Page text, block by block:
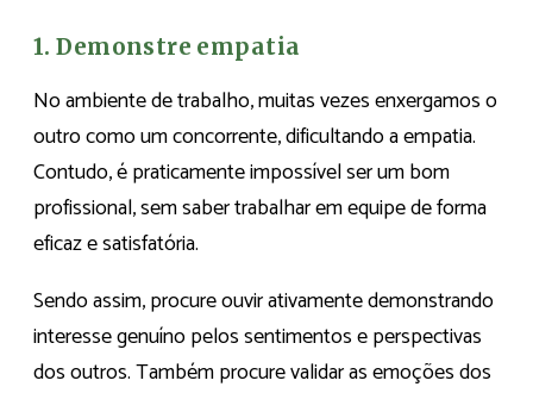
1. Demonstre empatia
No ambiente de trabalho, muitas vezes enxergamos o
outro como um concorrente, dificultando a empatia.
Contudo, é praticamente impossível ser um bom
profissional, sem saber trabalhar em equipe de forma
eficaz e satisfatória.
Sendo assim, procure ouvir ativamente demonstrando
interesse genuíno pelos sentimentos e perspectivas
dos outros. Também procure validar as emoções dos